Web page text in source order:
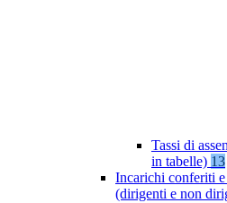
Tassi di
in tabelle) 13
Incarichi conferiti
(dirigenti e non